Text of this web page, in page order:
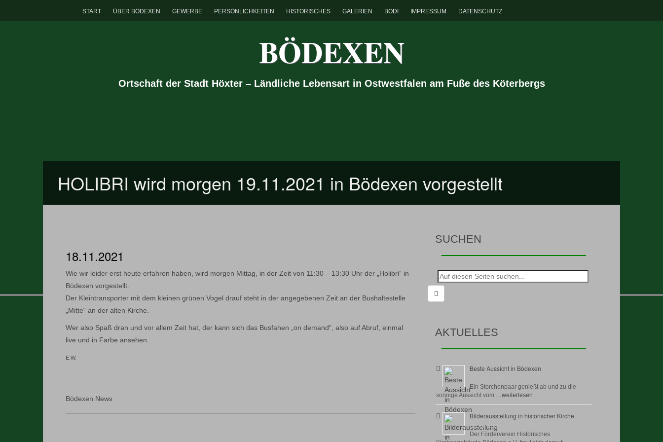
START ÜBER BÖDEXEN GEWERBE PERSÖNLICHKEITEN HISTORISCHES GALERIEN BÖDI IMPRESSUM DATENSCHUTZ
BÖDEXEN
Ortschaft der Stadt Höxter – Ländliche Lebensart in Ostwestfalen am Fuße des Köterbergs
HOLIBRI wird morgen 19.11.2021 in Bödexen vorgestellt
18.11.2021
Wie wir leider erst heute erfahren haben, wird morgen Mittag, in der Zeit von 11:30 – 13:30 Uhr der „Holibri“ in
Bödexen vorgestellt.
Der Kleintransporter mit dem kleinen grünen Vogel drauf steht in der angegebenen Zeit an der Bushaltestelle
„Mitte“ an der alten Kirche.
Wer also Spaß dran und vor allem Zeit hat, der kann sich das Busfahen „on demand“, also auf Abruf, einmal
live und in Farbe ansehen.
E.W.
Bödexen News
SUCHEN
Suche
nach:
AKTUELLES
Beste Aussicht in Bödexen
Ein Storchenpaar genießt ab und zu die
sonnige Aussicht vom …weiterlesen
Bilderausstellung in historischer Kirche
30 Juli, 2026
Der Förderverein Historisches